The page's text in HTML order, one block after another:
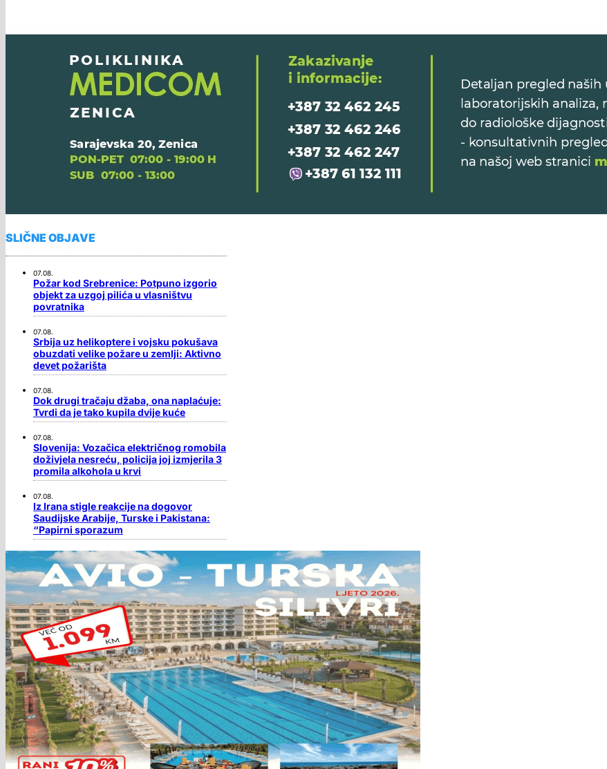
SLIČNE OBJAVE
07.08.
Požar kod Srebrenice: Potpuno izgorio
objekt za uzgoj pilića u vlasništvu
povratnika
07.08.
Srbija uz helikoptere i vojsku pokušava
obuzdati velike požare u zemlji: Aktivno
devet požarišta
07.08.
Dok drugi tračaju džaba, ona naplaćuje:
Tvrdi da je tako kupila dvije kuće
07.08.
Slovenija: Vozačica električnog romobila
doživjela nesreću, policija joj izmjerila 3
promila alkohola u krvi
07.08.
Iz Irana stigle reakcije na dogovor
Saudijske Arabije, Turske i Pakistana:
“Papirni sporazum